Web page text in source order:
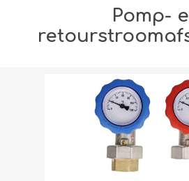
Pomp-